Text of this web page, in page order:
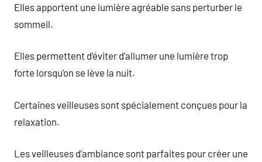
Elles apportent une lumière agréable sans perturber le
sommeil.
Elles permettent d’éviter d’allumer une lumière trop
forte lorsqu’on se lève la nuit.
Certaines veilleuses sont spécialement conçues pour la
relaxation.
Les veilleuses d’ambiance sont parfaites pour créer une